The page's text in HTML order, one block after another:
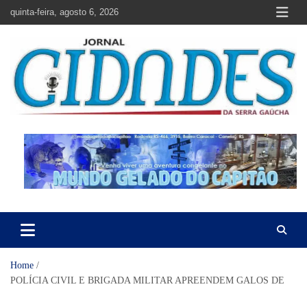
quinta-feira, agosto 6, 2026
Jornal Cidades da Serra Gaúcha
Home
POLÍCIA CIVIL E BRIGADA MILITAR APREENDEM GALOS DE